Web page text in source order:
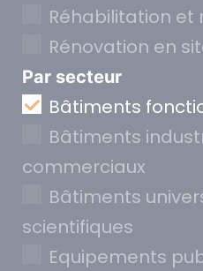
Réhabilitation et
Rénovation en
Par secteur
Bâtiments
Bâtiments
commerciaux
Bâtiments
scientifiques
Equipements